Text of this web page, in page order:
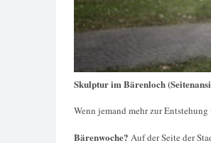
Skulptur im Bärenloch
Wenn jemand mehr zur
Bärenwoche? Auf der Seite der